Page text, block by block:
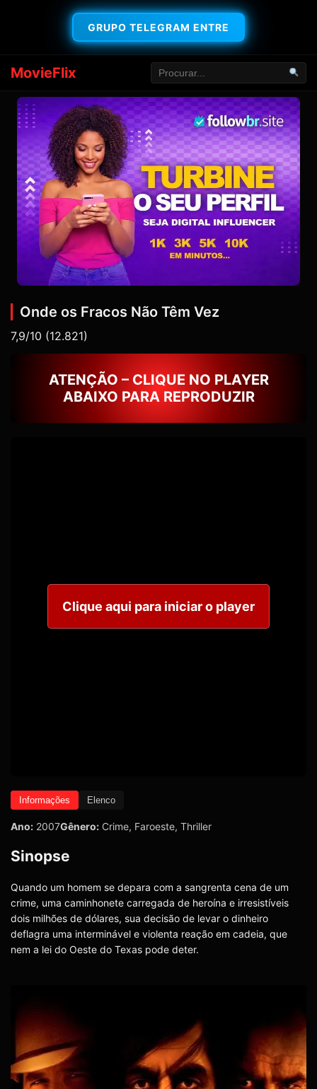
GRUPO TELEGRAM ENTRE
MovieFlix
Onde os Fracos Não Têm Vez
7,9/10 (12.821)
ATENÇÃO – CLIQUE NO PLAYER
ABAIXO PARA REPRODUZIR
Clique aqui para iniciar o player
Informações Elenco
Ano: 2007Gênero: Crime, Faroeste, Thriller
Sinopse
Quando um homem se depara com a sangrenta cena de um
crime, uma caminhonete carregada de heroína e irresistíveis
dois milhões de dólares, sua decisão de levar o dinheiro
deflagra uma interminável e violenta reação em cadeia, que
nem a lei do Oeste do Texas pode deter.